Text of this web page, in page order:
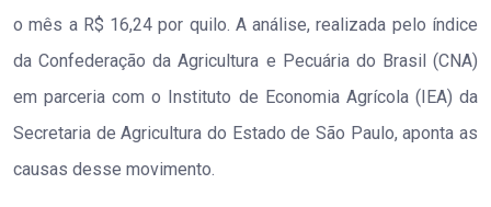
o mês a R$ 16,24 por quilo. A análise, realizada pelo índice
da Confederação da Agricultura e Pecuária do Brasil (CNA)
em parceria com o Instituto de Economia Agrícola (IEA) da
Secretaria de Agricultura do Estado de São Paulo, aponta as
causas desse movimento.